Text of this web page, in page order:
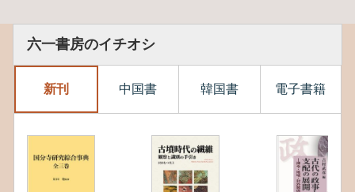
六一書房のイチオシ
新刊 中国書 韓国書 電子書籍